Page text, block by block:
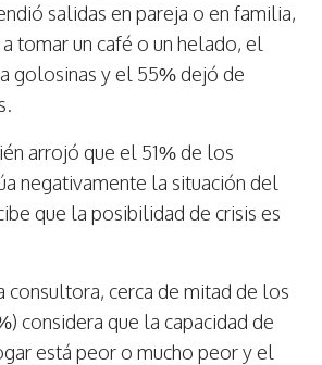
salidas en pareja o en familia,
tomar un café o un helado, el
golosinas y el 55% dejó de
arrojó que el 51% de los
negativamente la situación del
que la posibilidad de crisis es
consultora, cerca de mitad de los
considera que la capacidad de
está peor o mucho peor y el